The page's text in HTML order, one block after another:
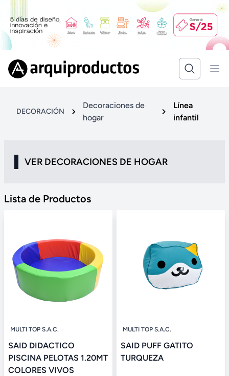
DECORACIÓN
Decoraciones de
hogar
Línea
infantil
VER DECORACIONES DE HOGAR
Lista de Productos
MULTI TOP S.A.C.
SAID DIDACTICO
PISCINA PELOTAS 1.20MT
COLORES VIVOS
MULTI TOP S.A.C.
SAID PUFF GATITO
TURQUEZA